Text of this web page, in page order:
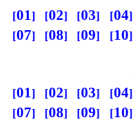
01 02 03 04
07
08 09 10
01 02 03 04
07
08 09 10